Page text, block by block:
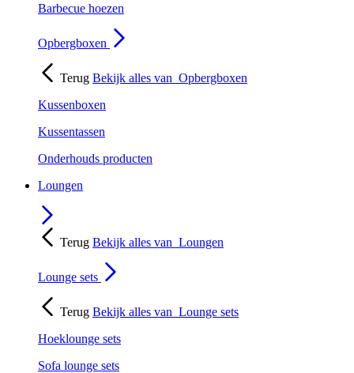
Barbecue hoezen
Opbergboxen
Terug Bekijk alles van Opbergboxen
Kussenboxen
Kussentassen
Onderhouds producten
Loungen
Terug Bekijk alles van Loungen
Lounge sets
Terug Bekijk alles van Lounge sets
Hoeklounge sets
Sofa lounge sets